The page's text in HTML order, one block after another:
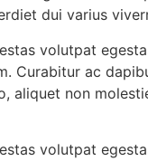
dui varius
volutpat
Curabitur ac
aliquet non
volutpat